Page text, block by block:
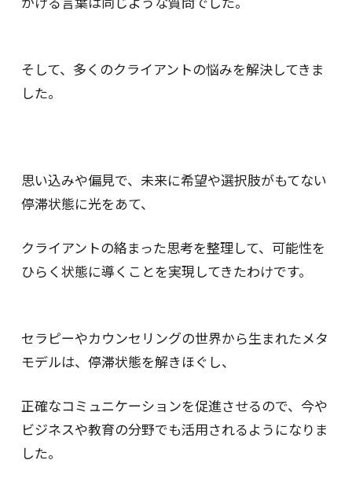
そして、多くのクライアントの悩みを解決してきま
した。
思い込みや偏見で、未来に希望や選択肢がもてない
停滞状態に光をあて、
クライアントの絡まった思考を整理して、可能性を
ひらく状態に導くことを実現してきたわけです。
セラピーやカウンセリングの世界から生まれたメタ
モデルは、停滞状態を解きほぐし、
正確なコミュニケーションを促進させるので、今や
ビジネスや教育の分野でも活用されるようになりま
した。